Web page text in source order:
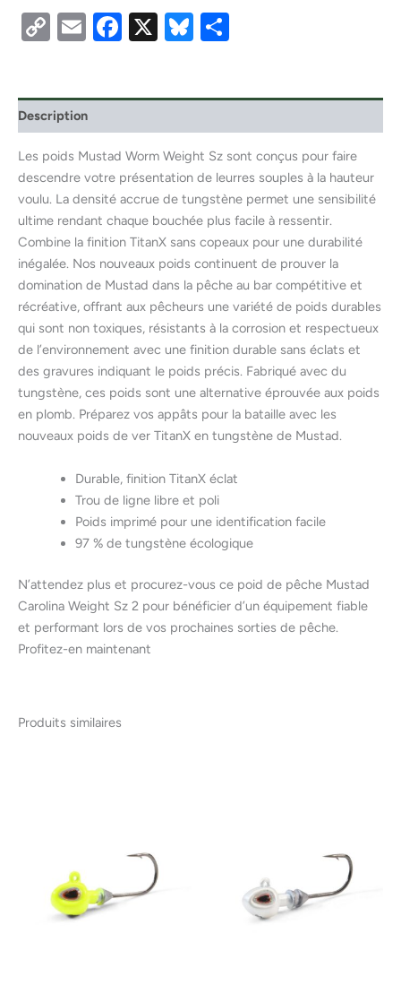
CopyEmailFacebook
X Bluesky
Description
Les poids Mustad Worm Weight Sz sont conçus pour faire
descendre votre présentation de leurres souples à la hauteur
voulu. La densité accrue de tungstène permet une sensibilité
ultime rendant chaque bouchée plus facile à ressentir.
Combine la finition TitanX sans copeaux pour une durabilité
inégalée. Nos nouveaux poids continuent de prouver la
domination de Mustad dans la pêche au bar compétitive et
récréative, offrant aux pêcheurs une variété de poids durables
qui sont non toxiques, résistants à la corrosion et respectueux
de l’environnement avec une finition durable sans éclats et
des gravures indiquant le poids précis. Fabriqué avec du
tungstène, ces poids sont une alternative éprouvée aux poids
en plomb. Préparez vos appâts pour la bataille avec les
nouveaux poids de ver TitanX en tungstène de Mustad.
Durable, finition TitanX éclat
Trou de ligne libre et poli
Poids imprimé pour une identification facile
97 % de tungstène écologique
N’attendez plus et procurez-vous ce poid de pêche Mustad
Carolina Weight Sz 2 pour bénéficier d’un équipement fiable
et performant lors de vos prochaines sorties de pêche.
Profitez-en maintenant
Produits similaires